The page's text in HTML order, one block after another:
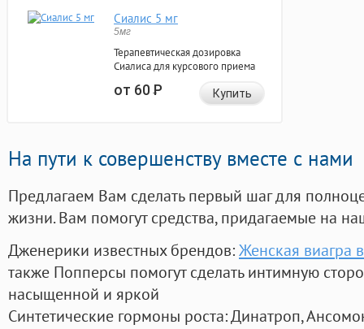
Сиалис 5 мг
5мг
Терапевтическая дозировка
Сиалиса для курсового приема
от 60Р Купить
На пути к совершенству вместе с нами
Предлагаем Вам сделать первый шаг для
жизни. Вам помогут средства, придагаемые на
Дженерики известных брендов:Женская виагра
также Попперсы помогут сделать интимную
насыщенной и яркой
Синтетические гормоны роста: Динатроп,